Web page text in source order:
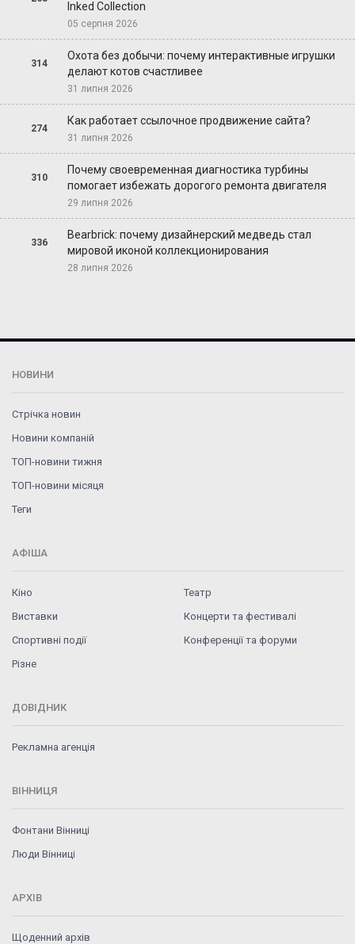
Inked Collection
05 серпня 2026
314
Охота без добычи: почему интерактивные игрушки
делают котов счастливее
31 липня 2026
274
Как работает ссылочное продвижение сайта?
31 липня 2026
310
Почему своевременная диагностика турбины
помогает избежать дорогого ремонта двигателя
29 липня 2026
336
Bearbrick: почему дизайнерский медведь стал
мировой иконой коллекционирования
28 липня 2026
НОВИНИ
Стрічка новин
Новини компаній
ТОП-новини тижня
ТОП-новини місяця
Теги
АФІША
Кіно
Театр
Виставки
Концерти та фестивалі
Спортивні події
Конференції та форуми
Різне
ДОВІДНИК
Рекламна агенція
ВІННИЦЯ
Фонтани Вінниці
Люди Вінниці
АРХІВ
Щоденний архів